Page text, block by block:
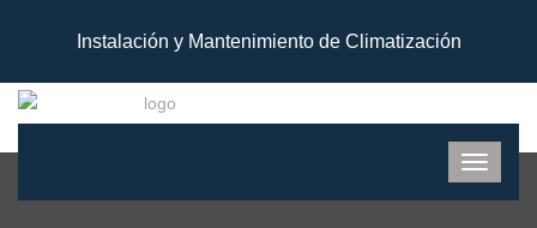
Instalación y Mantenimiento de Climatización